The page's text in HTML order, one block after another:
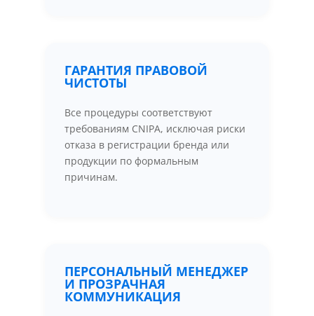
ГАРАНТИЯ ПРАВОВОЙ
ЧИСТОТЫ
Все процедуры соответствуют
требованиям CNIPA, исключая риски
отказа в регистрации бренда или
продукции по формальным
причинам.
ПЕРСОНАЛЬНЫЙ МЕНЕДЖЕР
И ПРОЗРАЧНАЯ
КОММУНИКАЦИЯ